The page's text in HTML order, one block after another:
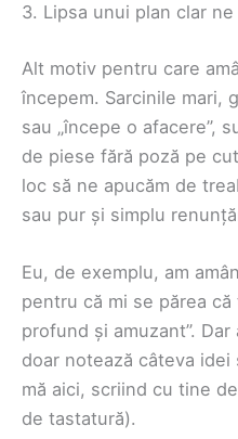
3. Lipsa unui plan clar
Alt motiv pentru care
începem. Sarcinile mari,
sau „începe o afacere”,
de piese fără poză pe
loc să ne apucăm de
sau pur și simplu
Eu, de exemplu, am
pentru că mi se părea
profund și amuzant”.
doar notează câteva idei
mă aici, scriind cu tine
de tastatură).